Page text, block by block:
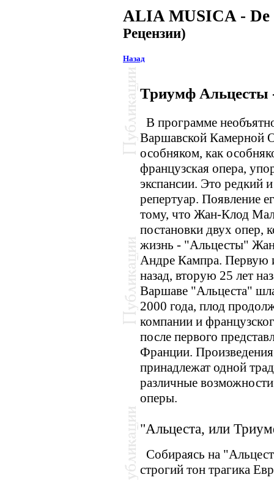
ALIA MUSICA-
Рецензии)
Назад
Триумф Альцесты
В программе
Варшавской Камерной
особняком, как
французская опера,
экспансии. Это редкий
репертуар. Появление
тому, что Жан-Клод
постановки двух опер,
жизнь - "Альцесты"
Андре Кампра. Первую
назад, вторую 25 лет
Варшаве "Альцеста"
2000 года, плод
компании и
после первого
Франции.
принадлежат одной
различные
оперы.
"Альцеста, или
Собираясь на
строгий тон трагика